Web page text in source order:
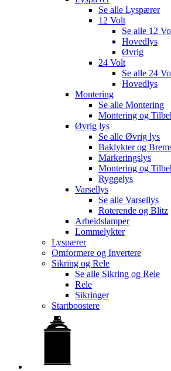
Se alle Lyspærer
12 Volt
Se alle 12
Hovedlys
Øvrig
24 Volt
Se alle 24
Hovedlys
Montering
Se alle Montering
Montering og
Øvrig lys
Se alle Øvrig lys
Baklykter og
Markeringslys
Montering og
Ryggelys
Varsellys
Se alle Varsellys
Roterende og Blitz
Arbeidslamper
Lommelykter
Lyspærer
Omformere og Invertere
Sikring og Rele
Se alle Sikring og Rele
Rele
Sikringer
Startboostere